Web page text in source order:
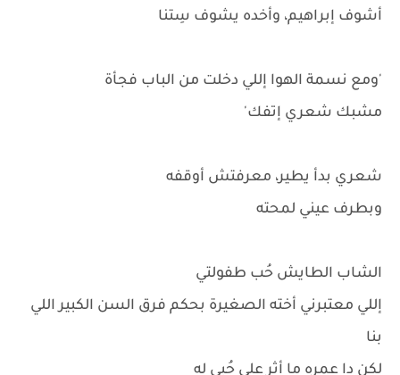
أشوف إبراهيم، وأخده يشوف سِتنا
'ومع نسمة الهوا إللي دخلت من الباب فجأة
مشبك شعري إتفك'
شعري بدأ يطير، معرفتش أوقفه
وبطرف عيني لمحته
الشاب الطايش حُب طفولتي
إللي معتبرني أخته الصغيرة بحكم فرق السن الكبير اللي
بنا
لكن دا عمره ما أثر علي حُبي له